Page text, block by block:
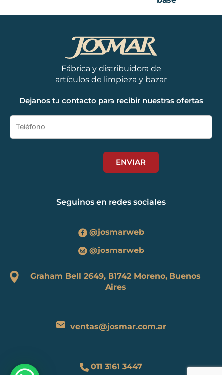
Fábrica y distribuidora de
artículos de limpieza y bazar
Dejanos tu contacto para recibir nuestras ofertas
Seguinos en redes sociales
@josmarweb
@josmarweb
Graham Bell 2649, B1742 Moreno, Buenos
Aires
ventas@josmar.com.ar
011 3161 3447